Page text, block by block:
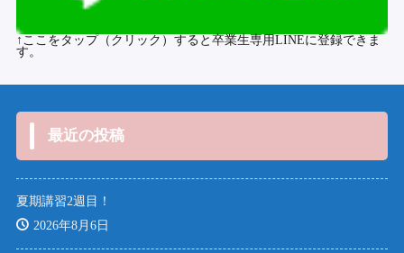
↑ここをタップ（クリック）すると卒業生専用LINEに登録できま
す。
最近の投稿
夏期講習2週目！
2026年8月6日